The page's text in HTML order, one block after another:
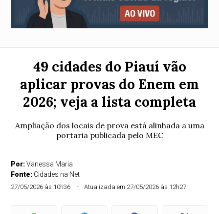
49 cidades do Piauí vão
aplicar provas do Enem em
2026; veja a lista completa
Ampliação dos locais de prova está alinhada a uma
portaria publicada pelo MEC
Por:Vanessa Maria
Fonte: Cidades na Net
27/05/2026 às 10h36 Atualizada em 27/05/2026 às 12h27